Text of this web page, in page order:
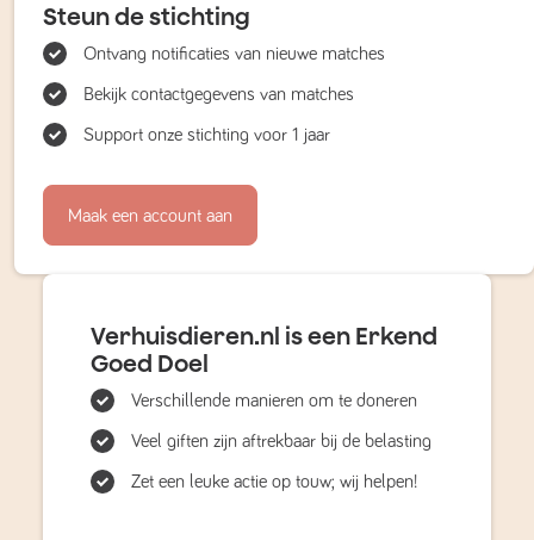
Steun de stichting
Ontvang notificaties van nieuwe matches
Bekijk contactgegevens van matches
Support onze stichting voor 1 jaar
Maak een account aan
Verhuisdieren.nl is een Erkend
Goed Doel
Verschillende manieren om te doneren
Veel giften zijn aftrekbaar bij de belasting
Zet een leuke actie op touw; wij helpen!